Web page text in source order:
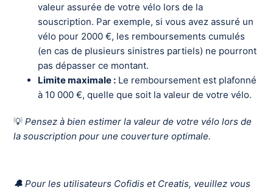
valeur assurée de votre vélo lors de la
souscription. Par exemple, si vous avez assuré un
vélo pour 2000 €, les remboursements cumulés
(en cas de plusieurs sinistres partiels) ne pourront
pas dépasser ce montant.
Limite maximale : Le remboursement est plafonné
à 10 000 €, quelle que soit la valeur de votre vélo.
💡Pensez à bien estimer la valeur de votre vélo lors de
la souscription pour une couverture optimale.
🔔 Pour les utilisateurs Cofidis et Creatis, veuillez vous